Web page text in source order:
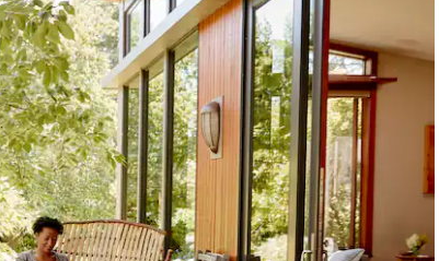
omhoog en omlaag, óf door te tikken of swipen.